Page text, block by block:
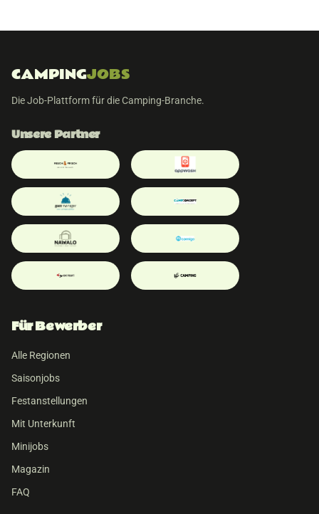
CAMPINGJOBS
Die Job-Plattform für die Camping-Branche.
Unsere Partner
Für Bewerber
Alle Regionen
Saisonjobs
Festanstellungen
Mit Unterkunft
Minijobs
Magazin
FAQ